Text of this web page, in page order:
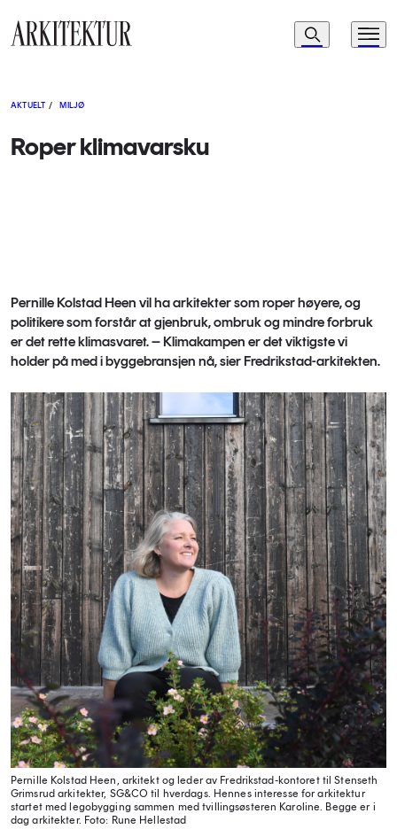
Navigasjon
Søk Meny
AKTUELT / MILJØ
Roper klimavarsku
Pernille Kolstad Heen vil ha arkitekter som roper høyere, og
politikere som forstår at gjenbruk, ombruk og mindre forbruk
er det rette klimasvaret. – Klimakampen er det viktigste vi
holder på med i byggebransjen nå, sier Fredrikstad-arkitekten.
Pernille Kolstad Heen, arkitekt og leder av Fredrikstad-kontoret til Stenseth
Grimsrud arkitekter, SG&CO til hverdags. Hennes interesse for arkitektur
startet med legobygging sammen med tvillingsøsteren Karoline. Begge er i
dag arkitekter. Foto: Rune Hellestad